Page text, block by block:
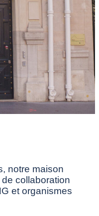
notre maison
collaboration
et organismes